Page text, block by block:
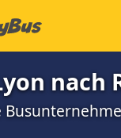
nach